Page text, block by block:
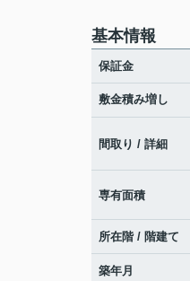
基本情報
保証金
敷金積み増し
間取り / 詳細
専有面積
所在階 / 階建て
築年月